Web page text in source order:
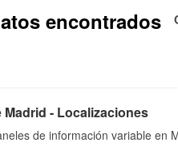
encontrados
- Localizaciones
de información variable en